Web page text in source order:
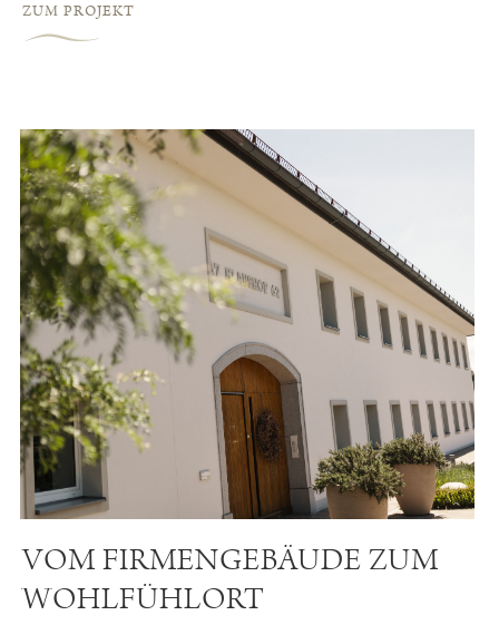
ZUM PROJEKT
VOM FIRMENGEBÄUDE ZUM
WOHLFÜHLORT